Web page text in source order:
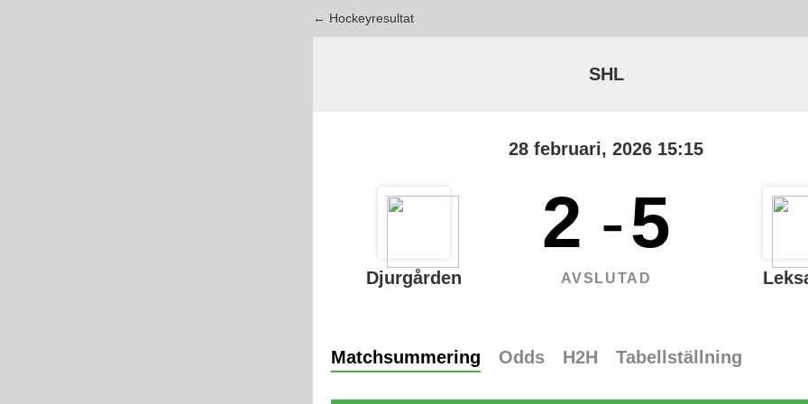
← Hockeyresultat
Djurgården
SHL
28 februari, 2026 15:15
2 -5
AVSLUTAD
Matchsummering Odds H2H Tabellställning